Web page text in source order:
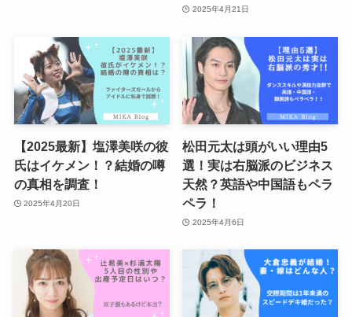
2025年4月21日
【2025最新】塩澤美咲の彼
氏はイケメン！？結婚の噂
の真相を調査！
2025年4月20日
松田元太は頭がいい理由5
選！実は右脳派のビジネス
天然？英語や中国語もペラ
ペラ！
2025年4月6日